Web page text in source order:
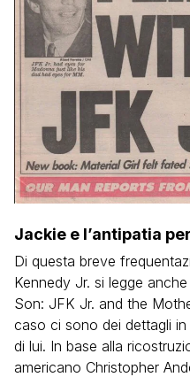
Jackie e l’antipatia
Di questa breve
Kennedy Jr. si legge
Son: JFK Jr. and the
caso ci sono dei dettagli
di lui. In base alla
americano Christopher